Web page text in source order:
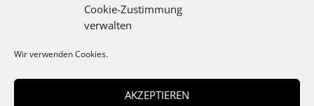
Cookie-Zustimmung
verwalten
Wir verwenden Cookies.
AKZEPTIEREN
Expertise & Technik